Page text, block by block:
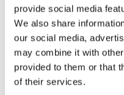
provide social media
We also share
our social media,
may combine it with
provided to them or that
of their services.
Además, los sitios de
frecuencia guardan
ejemplo, en Wikipedia es
diversas prácticas sexuales,
perversiones.